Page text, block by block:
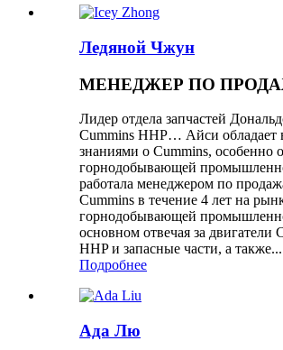
Ледяной Чжун
МЕНЕДЖЕР ПО
Лидер отдела запчастей
Cummins HHP… Айси обладает
знаниями о Cummins, особенно
горнодобывающей
работала менеджером по
Cummins в течение 4 лет на
горнодобывающей
основном отвечая за двигатели
HHP и запасные части, а также...
Подробнее
Ада Лю